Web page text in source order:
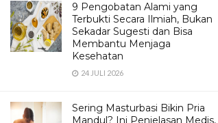
9 Pengobatan Alami yang
Terbukti Secara Ilmiah, Bukan
Sekadar Sugesti dan Bisa
Membantu Menjaga
Kesehatan
24 JULI 2026
Sering Masturbasi Bikin Pria
Mandul? Ini Penjelasan Medis,